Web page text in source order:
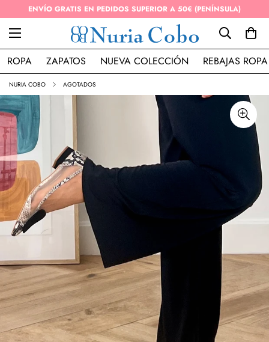
ENVÍO GRATIS EN PEDIDOS SUPERIOR A 50€ (PENÍNSULA)
ROPA ZAPATOS NUEVA COLECCIÓN REBAJAS ROPA
NURIA COBO AGOTADOS